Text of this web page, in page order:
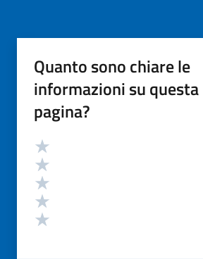
Quanto sono chiare le
informazioni su questa
pagina?
Valutazione